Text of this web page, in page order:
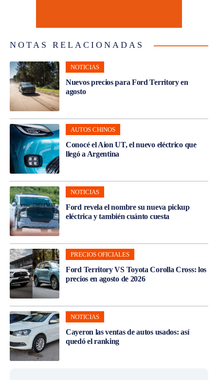
NOTAS RELACIONADAS
NOTICIAS
Nuevos precios para Ford Territory en
agosto
AUTOS CHINOS
Conocé el Aion UT, el nuevo eléctrico que
llegó a Argentina
NOTICIAS
Ford revela el nombre su nueva pickup
eléctrica y también cuánto cuesta
PRECIOS OFICIALES
Ford Territory VS Toyota Corolla Cross: los
precios en agosto de 2026
NOTICIAS
Cayeron las ventas de autos usados: así
quedó el ranking